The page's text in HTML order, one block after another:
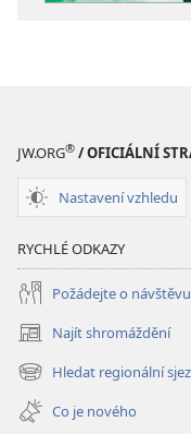
JW.ORG® / OFICIÁLNÍ
Nastavení vzhledu
RYCHLÉ ODKAZY
Požádejte o návštěvu
Najít shromáždění
(otevřeno
nové
okno)
Hledat regionální
(otevřeno
nové
okno)
Co je nového